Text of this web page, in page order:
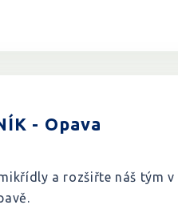
- Opava
a rozšiřte náš tým v